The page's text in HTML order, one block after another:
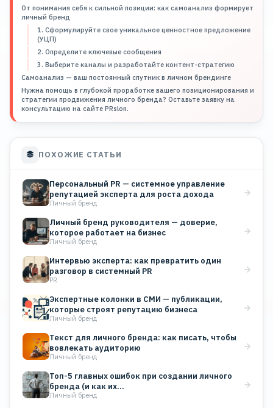
От понимания себя к сильной позиции: как самоанализ формирует
личный бренд
1. Сформулируйте свое уникальное ценностное предложение
(УЦП)
2. Определите ключевые сообщения
3. Выберите каналы и разработайте контент-стратегию
Самоанализ — ваш постоянный спутник в личном брендинге
Нужна помощь в глубокой проработке вашего позиционирования и
стратегии продвижения личного бренда? Оставьте заявку на
консультацию на сайте PRslon.
ПОХОЖИЕ СТАТЬИ
Персональный PR — системное управление
репутацией эксперта для роста дохода
Личный бренд
Личный бренд руководителя — доверие,
которое работает на бизнес
Личный бренд
Интервью эксперта: как превратить один
разговор в системный PR
PR
Экспертные колонки в СМИ — публикации,
которые строят репутацию бизнеса
Личный бренд
Текст для личного бренда: как писать, чтобы
вовлекать аудиторию
Личный бренд
Топ-5 главных ошибок при создании личного
бренда (и как их…
Личный бренд